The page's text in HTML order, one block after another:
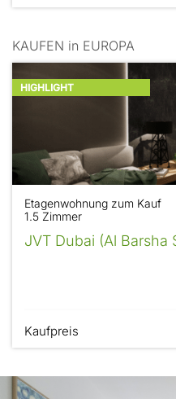
KAUFEN in EUROPA
HIGHLIGHT
Etagenwohnung zum Kauf
1.5 Zimmer
JVT Dubai (Al Barsha
Kaufpreis